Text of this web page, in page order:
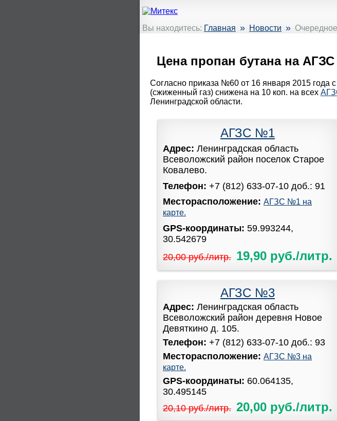
Вы находитесь: Главная » Новости »
Цена пропан бутана на
Согласно приказа №60 от 16 января 2015 года
(сжиженный газ) снижена на 10 коп. на всех
Ленинградской области.
АГЗС №1
Адрес: Ленинградская область
Всеволожский район поселок Старое
Ковалево.
Телефон: +7 (812) 633-07-10 доб.: 91
Месторасположение: АГЗС №1 на
карте.
GPS-координаты: 59.993244,
30.542679
20,00 руб./литр. 19,90 руб./литр.
АГЗС №3
Адрес: Ленинградская область
Всеволожский район деревня Новое
Девяткино д. 105.
Телефон: +7 (812) 633-07-10 доб.: 93
Месторасположение: АГЗС №3 на
карте.
GPS-координаты: 60.064135,
30.495145
20,10 руб./литр. 20,00 руб./литр.